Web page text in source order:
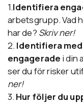
1.Identifiera
arbetsgrupp. Vad
har de? Skriv ner!
2. Identifiera
engagerade i din
ser du för risker
ner!
3. Hur följer du